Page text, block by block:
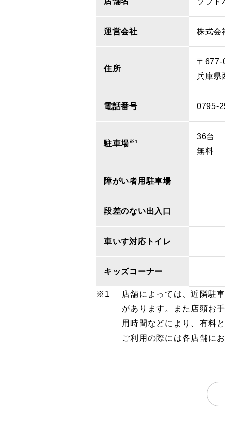
運営会社 株式会
住所
〒677-
兵庫県
電話番号 0795-
駐車場※1
36台
無料
障がい者用駐車場
段差のない出入口
車いす対応トイレ
キッズコーナー
店舗によっては、近隣駐
があります。また店頭お
用時間などにより、有料
ご利用の際には各店舗に